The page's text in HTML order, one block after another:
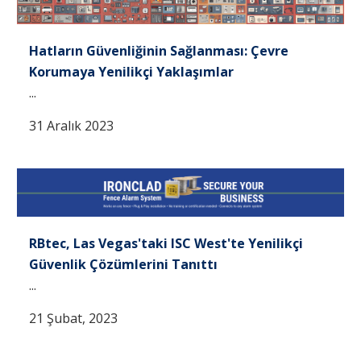
Hatların Güvenliğinin Sağlanması: Çevre
Korumaya Yenilikçi Yaklaşımlar
...
31 Aralık 2023
RBtec, Las Vegas'taki ISC West'te Yenilikçi
Güvenlik Çözümlerini Tanıttı
...
21 Şubat, 2023